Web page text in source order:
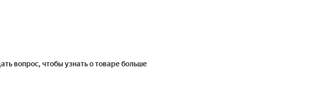
вопрос, чтобы узнать о товаре больше